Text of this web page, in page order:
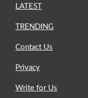
LATEST
TRENDING
Contact Us
Privacy
Write for Us